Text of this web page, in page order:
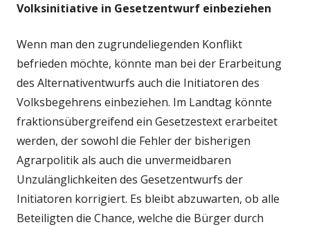
Volksinitiative in Gesetzentwurf einbeziehen
Wenn man den zugrundeliegenden Konflikt
befrieden möchte, könnte man bei der Erarbeitung
des Alternativentwurfs auch die Initiatoren des
Volksbegehrens einbeziehen. Im Landtag könnte
fraktionsübergreifend ein Gesetzestext erarbeitet
werden, der sowohl die Fehler der bisherigen
Agrarpolitik als auch die unvermeidbaren
Unzulänglichkeiten des Gesetzentwurfs der
Initiatoren korrigiert. Es bleibt abzuwarten, ob alle
Beteiligten die Chance, welche die Bürger durch